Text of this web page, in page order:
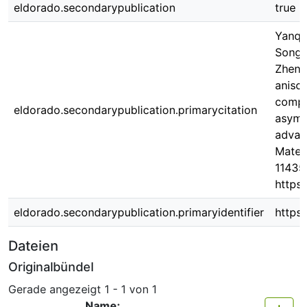
eldorado.secondarypublication true
eldorado.secondarypublication.primarycitation
eldorado.secondarypublication.primaryidentifier
Dateien
Originalbündel
Gerade angezeigt 1 - 1 von 1